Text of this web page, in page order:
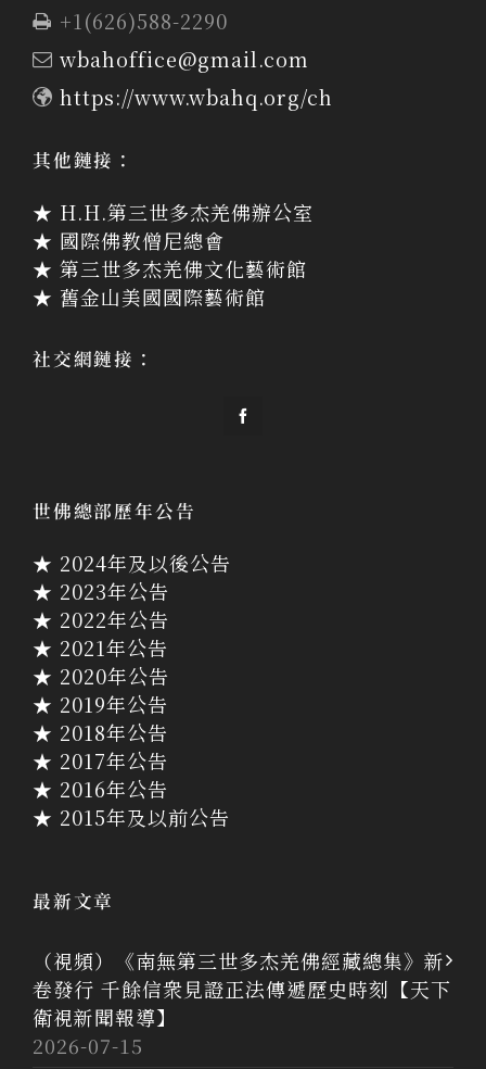
+1(626)588-2290
wbahoffice@gmail.com
https://www.wbahq.org/ch
其他鏈接：
★ H.H.第三世多杰羌佛辦公室
★ 國際佛教僧尼總會
★ 第三世多杰羌佛文化藝術館
★ 舊金山美國國際藝術館
社交網鏈接：
世佛總部歷年公告
★ 2024年及以後公告
★ 2023年公告
★ 2022年公告
★ 2021年公告
★ 2020年公告
★ 2019年公告
★ 2018年公告
★ 2017年公告
★ 2016年公告
★ 2015年及以前公告
最新文章
（視頻）《南無第三世多杰羌佛經藏總集》新
卷發行 千餘信衆見證正法傳遞歷史時刻【天下
衛視新聞報導】
2026-07-15